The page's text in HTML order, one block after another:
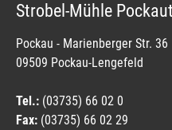
Strobel-Mühle
Pockau - Marienberger Str. 36
09509 Pockau-Lengefeld
Tel.: (03735) 66 02 0
Fax: (03735) 66 02 29